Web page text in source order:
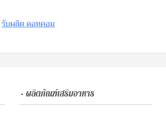
รับผลิต ดอทคอม
• ผลิตภัณฑ์เสริมอาหาร